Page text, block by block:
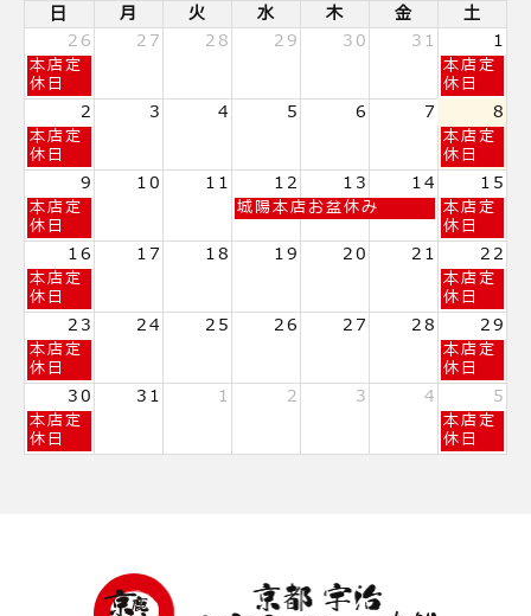
日 月 火 水 木 金
土
26
27 28 29 30 31 1
日
曜
日,
7
月
26th
本店定
休日
土
曜
日,
8
月
1st
2026
本店定
休日
2 3 4 5 6 7 8
日
曜
日,
8
月
2nd
2026
本店定
休日
土
曜
日,
8
月
8th
2026
本店定
休日
9 10 11 12 13 14 15
日
曜
日,
8
月
9th
2026
本店定
休日
水
曜
日,
2026
城陽本店お盆休み
土
曜
日,
8
月
15th
2026
本店定
休日
16 17 18 19 20 21 22
日
曜
日,
8
月
16th
2026
本店定
休日
土
曜
日,
8
月
22nd
本店定
休日
23 24 25 26 27 28 29
日
曜
日,
8
月
23rd
本店定
休日
土
曜
日,
8
月
29th
本店定
休日
30 31 1 2 3 4 5
日
曜
日,
本店定
休日
土
曜
日,
本店定
休日